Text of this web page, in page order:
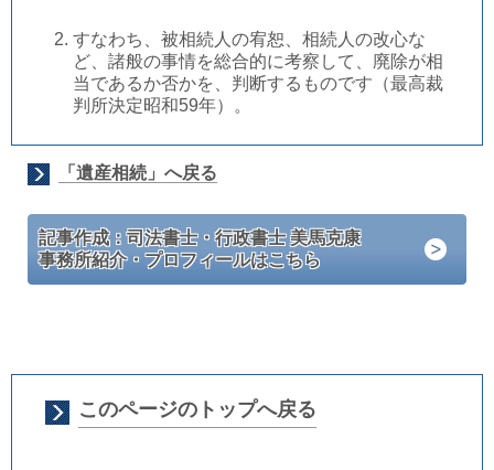
すなわち、被相続人の宥恕、相続人の改心な
ど、諸般の事情を総合的に考察して、廃除が相
当であるか否かを、判断するものです（最高裁
判所決定昭和59年）。
「遺産相続」へ戻る
記事作成：司法書士・行政書士 美馬克康
事務所紹介・プロフィールはこちら
このページのトップへ戻る